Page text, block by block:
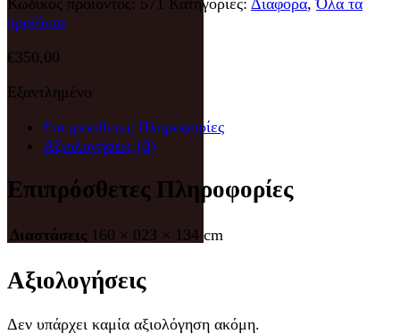
Κωδικός προϊόντος: 571 Κατηγορίες: Διάφορα,Όλα τα
προϊόντα
€350,00
Εξαντλημένο
Επιπρόσθετες Πληροφορίες
Αξιολογήσεις (0)
Επιπρόσθετες Πληροφορίες
Διαστάσεις 160 × 023 × 134 cm
Αξιολογήσεις
Δεν υπάρχει καμία αξιολόγηση ακόμη.